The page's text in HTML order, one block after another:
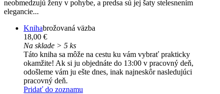
neobmedzujú ženy v pohybe, a predsa sú jej šaty stelesnením
elegancie...
Knihabrožovaná väzba
18,00 €
Na sklade > 5 ks
Táto kniha sa môže na cestu ku vám vybrať prakticky
okamžite! Ak si ju objednáte do 13:00 v pracovný deň,
odošleme vám ju ešte dnes, inak najneskôr nasledujúci
pracovný deň.
Pridať do zoznamu